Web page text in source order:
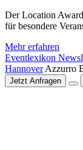
Der Location
für besondere
Mehr erfahren
Eventlexikon
Hannover Azzurro
Jetzt Anfragen